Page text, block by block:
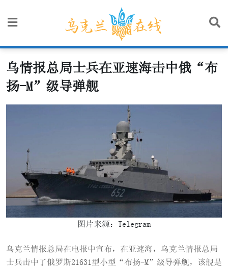
乌情报总局士兵在亚速海击中俄“布
扬-M”级导弹舰
图片来源：Telegram
乌克兰情报总局在电报中宣布，在亚速海，乌克兰情报总局
士兵击中了俄罗斯21631型小型“布扬-M”级导弹舰，该舰是